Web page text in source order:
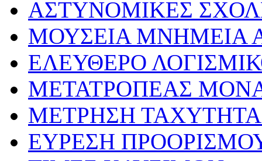
ΑΣΤΥΝΟΜΙΚΕΣ
ΜΟΥΣΕΙΑ ΜΝΗΜΕΙΑ
ΕΛΕΥΘΕΡΟ
ΜΕΤΑΤΡΟΠΕΑΣ
ΜΕΤΡΗΣΗ
ΕΥΡΕΣΗ